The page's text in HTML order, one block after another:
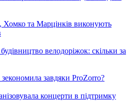
та Марцінків виконують
велодоріжок: скільки за
завдяки ProZorro?
концерти в підтримку